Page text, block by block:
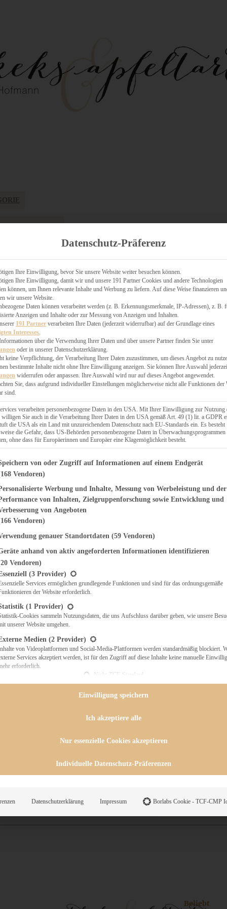
KÄSEKUCHEN
& QUICHES
Beliebt
Datenschutz-Präferenz
Ihre Einwilligung, bevor Sie unsere Website weiter besuchen können.
Ihre Einwilligung, damit wir und unsere 191 Partner Cookies und andere Technologien
können, um Ihnen relevante Inhalte und Werbung zu liefern. Auf diese Weise finanzieren
wir unsere Website.
Daten können verarbeitet werden (z. B. Erkennungsmerkmale, IP-Adressen), z. B.
Anzeigen und Inhalte oder zur Messung von Anzeigen und Inhalten.
191 Partner verarbeiten Ihre Daten (jederzeit widerrufbar) auf der Grundlage eines
Interesses.
über die Verwendung Ihrer Daten und über unsere Partner finden Sie unter
oder in unserer Datenschutzerklärung.
keine Verpflichtung, der Verarbeitung Ihrer Daten zuzustimmen, um dieses Angebot zu
bestimmte Inhalte nicht ohne Ihre Einwilligung anzeigen. Sie können Ihre Auswahl
widerrufen oder anpassen. Ihre Auswahl wird nur auf dieses Angebot angewendet.
Sie, dass aufgrund individueller Einstellungen möglicherweise nicht alle Funktionen der
sind.
verarbeiten personenbezogene Daten in den USA. Mit Ihrer Einwilligung zur Nutzung
willigen Sie auch in die Verarbeitung Ihrer Daten in den USA gemäß Art. 49 (1) lit. a GDPR
die USA als ein Land mit unzureichendem Datenschutz nach EU-Standards ein. Es besteht
die Gefahr, dass US-Behörden personenbezogene Daten in Überwachungsprogrammen
ohne dass für Europäerinnen und Europäer eine Klagemöglichkeit besteht.
finden Sie eine Liste der Zwecke des IAB Transparency and
von oder Zugriff auf Informationen auf einem Endgerät
Vendoren)
Werbung und Inhalte, Messung von Werbeleistung und der
von Inhalten, Zielgruppenforschung sowie Entwicklung und
von Angeboten
Vendoren)
genauer Standortdaten (59 Vendoren)
anhand von aktiv angeforderten Informationen identifizieren
Vendoren)
eine Liste der Service-Gruppen, für die eine Einwilligung erteilt werden
(3 Provider)
Services ermöglichen grundlegende Funktionen und sind für das ordnungsgemäße
der Website erforderlich.
(1 Provider)
Cookies sammeln Nutzungsdaten, die uns Aufschluss darüber geben, wie unsere
unserer Website umgehen.
Medien (2 Provider)
von Videoplattformen und Social-Media-Plattformen werden standardmäßig blockiert.
Services akzeptiert werden, ist für den Zugriff auf diese Inhalte keine manuelle
erforderlich.
Nicht-TCF-Standard
Einwilligung speichern
Ich akzeptiere alle
Nur essenzielle Cookies akzeptieren
Individuelle Datenschutz-Präferenzen
Datenschutzerklärung Impressum Borlabs Cookie - TCF-CMP